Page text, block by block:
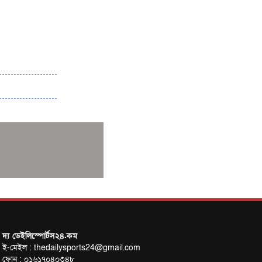
আফঈদারা
নিউজিল্যান্ড টেস্ট দলে ফক্সক্রফট
বাধ্যতামূলক করা হবে: ক্রীড়া প্রতিমন্ত্রী
দ্য ডেইলিস্পোর্টস২৪.কম
ই-মেইল : thedailysports24@gmail.com
ফোন : ০১৬১৭০৪০৩৪৮